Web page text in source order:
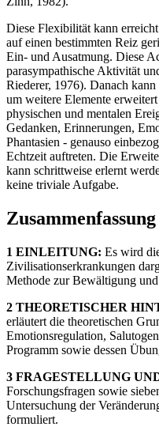
Diese Flexibilität kann
auf einen bestimmten Reiz
Ein- und Ausatmung. Diese
parasympathische Aktivität
Riederer, 1976). Danach
um weitere Elemente
physischen und mentalen
Gedanken, Erinnerungen,
Phantasien - genauso
Echtzeit auftreten. Die
kann schrittweise erlernt
keine triviale Aufgabe.
1 EINLEITUNG: Es wird
Zivilisationserkrankungen
Methode zur Bewältigung
2 THEORETISCHER
erläutert die theoretischen
Emotionsregulation,
Programm sowie dessen
3 FRAGESTELLUNG
Forschungsfragen sowie
Untersuchung der
formuliert.